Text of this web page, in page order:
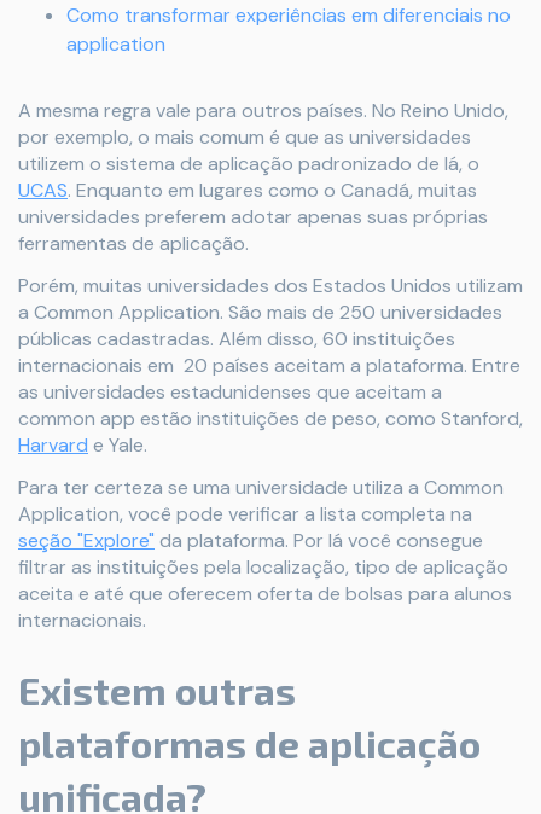
Como transformar experiências em diferenciais no
application
A mesma regra vale para outros países. No Reino Unido,
por exemplo, o mais comum é que as universidades
utilizem o sistema de aplicação padronizado de lá, o
UCAS. Enquanto em lugares como o Canadá, muitas
universidades preferem adotar apenas suas próprias
ferramentas de aplicação.
Porém, muitas universidades dos Estados Unidos utilizam
a Common Application. São mais de 250 universidades
públicas cadastradas. Além disso, 60 instituições
internacionais em 20 países aceitam a plataforma. Entre
as universidades estadunidenses que aceitam a
common app estão instituições de peso, como Stanford,
Harvard e Yale.
Para ter certeza se uma universidade utiliza a Common
Application, você pode verificar a lista completa na
seção "Explore" da plataforma. Por lá você consegue
filtrar as instituições pela localização, tipo de aplicação
aceita e até que oferecem oferta de bolsas para alunos
internacionais.
Existem outras
plataformas de aplicação
unificada?